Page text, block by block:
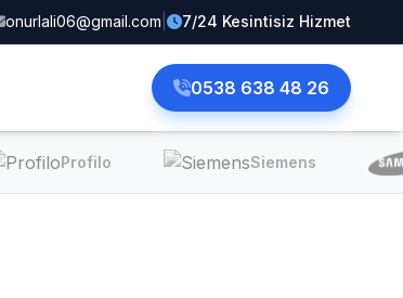
onurlali06@gmail.com 7/24 Kesintisiz Hizmet
0538 638 48 26
Profilo Siemens